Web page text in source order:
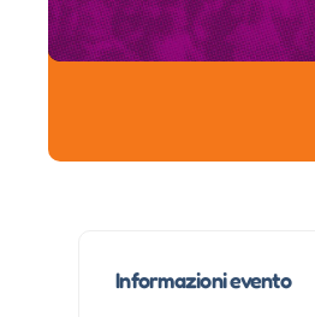
Informazioni evento